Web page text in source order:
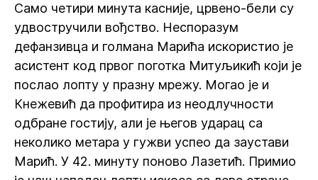
Само четири минута касније, црвено-бели су
удвостручили вођство. Неспоразум
дефанзивца и голмана Марића искористио је
асистент код првог поготка Митуљикић који је
послао лопту у празну мрежу. Могао је и
Кнежевић да профитира из неодлучности
одбране гостију, али је његов ударац са
неколико метара у гужви успео да заустави
Марић. У 42. минуту поново Лазетић. Примио